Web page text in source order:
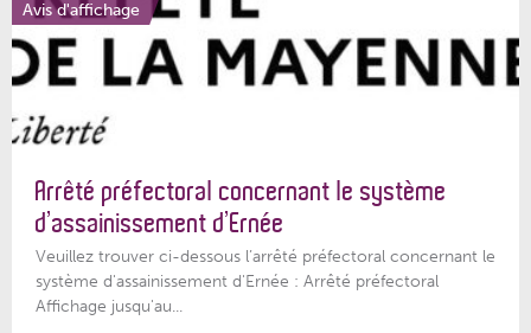
Avis d'affichage
Arrêté préfectoral concernant le système
d’assainissement d’Ernée
Veuillez trouver ci-dessous l’arrêté préfectoral concernant le
système d'assainissement d'Ernée : Arrêté préfectoral
Affichage jusqu'au...